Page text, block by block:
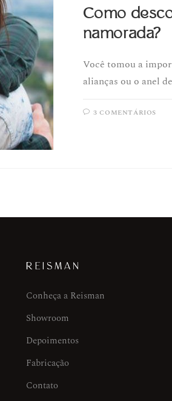
Como
namorada?
Você tomou a
alianças ou o anel
3 COMENTÁRIOS
REISMAN
Conheça a Reisman
Showroom
Depoimentos
Fabricação
Contato